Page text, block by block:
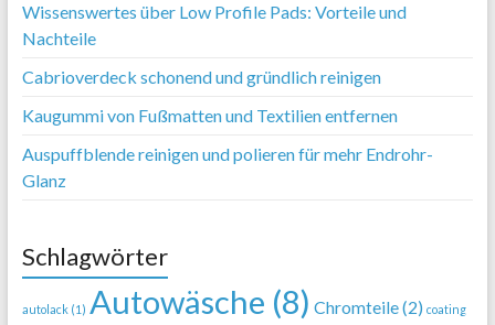
Wissenswertes über Low Profile Pads: Vorteile und
Nachteile
Cabrioverdeck schonend und gründlich reinigen
Kaugummi von Fußmatten und Textilien entfernen
Auspuffblende reinigen und polieren für mehr Endrohr-
Glanz
Schlagwörter
autolack(1) Autowäsche (8) Chromteile(2) coating